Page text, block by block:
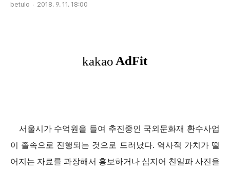
betulo 2018. 9. 11. 18:00
서울시가 수억원을 들여 추진중인 국외문화재 환수사업
이 졸속으로 진행되는 것으로 드러났다. 역사적 가치가 떨
어지는 자료를 과장해서 홍보하거나 심지어 친일파 사진을